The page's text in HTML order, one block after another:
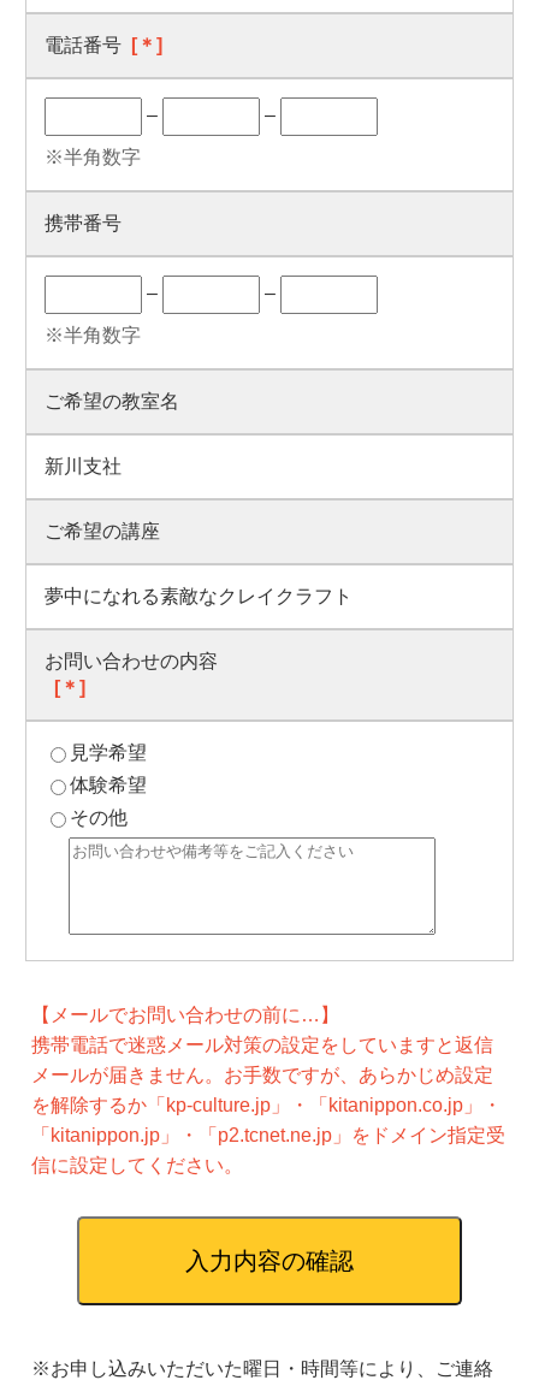
電話番号 [＊]
– –
※半角数字
携帯番号
– –
※半角数字
ご希望の教室名
新川支社
ご希望の講座
夢中になれる素敵なクレイクラフト
お問い合わせの内容
[＊]
見学希望
体験希望
その他
【メールでお問い合わせの前に…】
携帯電話で迷惑メール対策の設定をしていますと返信
メールが届きません。お手数ですが、あらかじめ設定
を解除するか「kp-culture.jp」・「kitanippon.co.jp」・
「kitanippon.jp」・「p2.tcnet.ne.jp」をドメイン指定受
信に設定してください。
※お申し込みいただいた曜日・時間等により、ご連絡